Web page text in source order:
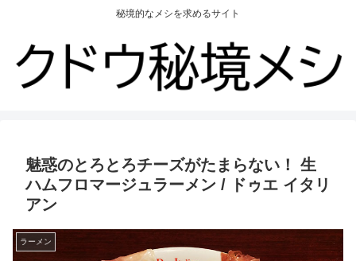
秘境的なメシを求めるサイト
魅惑のとろとろチーズがたまらない！ 生
ハムフロマージュラーメン / ドゥエ イタリ
アン
ラーメン